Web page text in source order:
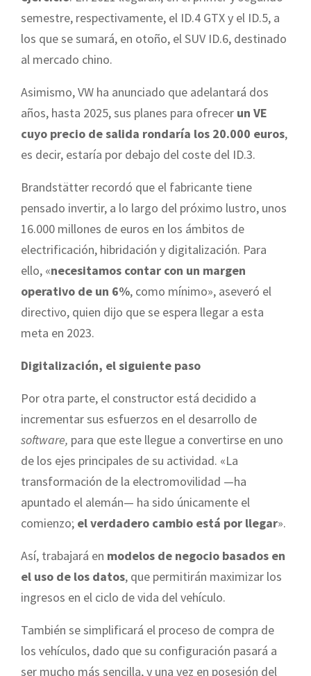
semestre, respectivamente, el ID.4 GTX y el ID.5, a
los que se sumará, en otoño, el SUV ID.6, destinado
al mercado chino.
Asimismo, VW ha anunciado que adelantará dos
años, hasta 2025, sus planes para ofrecer un VE
cuyo precio de salida rondaría los 20.000 euros,
es decir, estaría por debajo del coste del ID.3.
Brandstätter recordó que el fabricante tiene
pensado invertir, a lo largo del próximo lustro, unos
16.000 millones de euros en los ámbitos de
electrificación, hibridación y digitalización. Para
ello, «necesitamos contar con un margen
operativo de un 6%, como mínimo», aseveró el
directivo, quien dijo que se espera llegar a esta
meta en 2023.
Digitalización, el siguiente paso
Por otra parte, el constructor está decidido a
incrementar sus esfuerzos en el desarrollo de
software, para que este llegue a convertirse en uno
de los ejes principales de su actividad. «La
transformación de la electromovilidad —ha
apuntado el alemán— ha sido únicamente el
comienzo; el verdadero cambio está por llegar».
Así, trabajará en modelos de negocio basados en
el uso de los datos, que permitirán maximizar los
ingresos en el ciclo de vida del vehículo.
También se simplificará el proceso de compra de
los vehículos, dado que su configuración pasará a
ser mucho más sencilla, y una vez en posesión del